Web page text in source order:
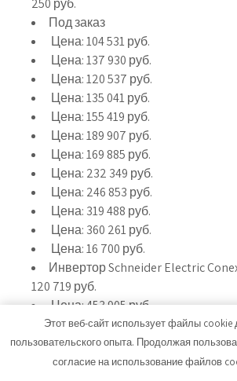
250 руб.
Под заказ
Цена:104 531руб.
Цена:137 930 руб.
Цена:120 537 руб.
Цена:135 041руб.
Цена:155 419 руб.
Цена:189 907 руб.
Цена:169 885 руб.
Цена: 232 349 руб.
Цена: 246 853 руб.
Цена: 319 488 руб.
Цена: 360 261руб.
Цена:16 700 руб.
Инвертор Schneider Electric
120 719 руб.
Цена:453 905руб.
Цена:451 415руб.
Цена:436 179руб.
Цена:433 154руб.
Этот веб-сайт использует файлы
пользовательского опыта. Продолжая
согласие на использование файлов